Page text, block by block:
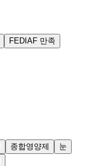
FEDIAF 만족
종합영양제
눈